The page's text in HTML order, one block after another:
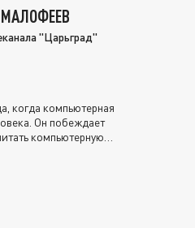
"Царьград"
когда компьютерная
Он побеждает
компьютерную